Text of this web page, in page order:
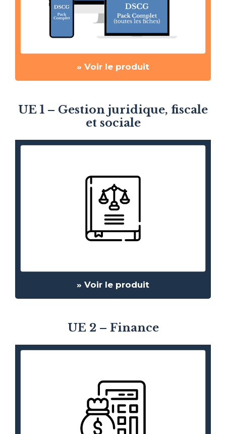
» Voir le produit
UE 1 – Gestion juridique, fiscale
et sociale
» Voir le produit
UE 2 – Finance